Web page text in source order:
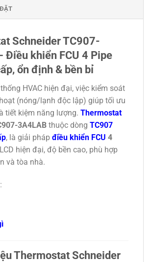
Schneider TC907-
Điều khiển FCU 4 Pipe
ổn định & bền bỉ
HVAC hiện đại, việc kiểm soát
(nóng/lạnh độc lập) giúp tối ưu
tiết kiệm năng lượng. Thermostat
3A4LAB thuộc dòng TC907
, là giải pháp điều khiển FCU 4
hiện đại, độ bền cao, phù hợp
và tòa nhà.
Thermostat Schneider